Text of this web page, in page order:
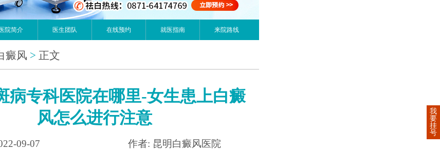
医院简介 医生团队 在线预约 就医指南 来院路线
癜风 > 正文
病专科医院在哪里-女生患上白癜
风怎么进行注意
09-07 作者: 昆明白癜风医院
我
要
挂
号